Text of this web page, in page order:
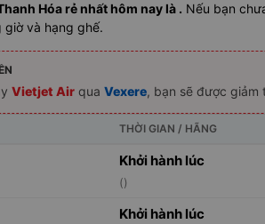
Hóa rẻ nhất hôm nay là . Nếu bạn
và hạng ghế.
Vietjet Air qua Vexere, bạn sẽ được giảm
THỜI GIAN / HÃNG
Khởi hành lúc
()
Khởi hành lúc